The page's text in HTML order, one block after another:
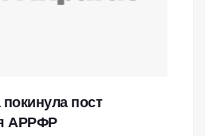
пост
АРРФР